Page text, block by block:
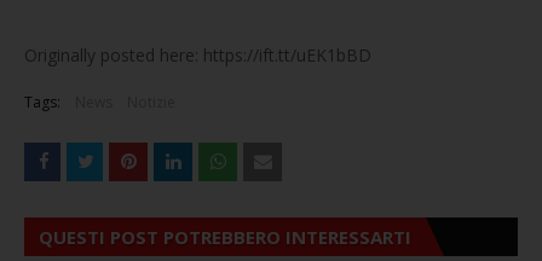
Originally posted here: https://ift.tt/uEK1bBD
Tags:
QUESTI POST POTREBBERO INTERESSARTI